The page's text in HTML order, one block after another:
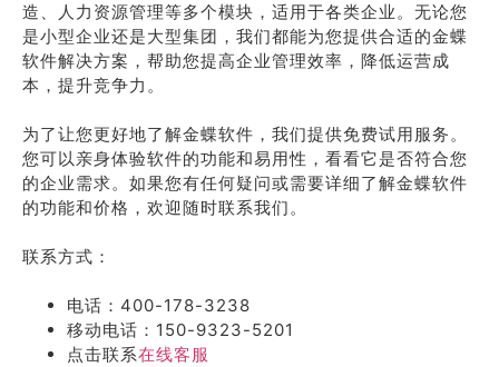
造、人力资源管理等多个模块，适用于各类企业。无论您
是小型企业还是大型集团，我们都能为您提供合适的金蝶
软件解决方案，帮助您提高企业管理效率，降低运营成
本，提升竞争力。
为了让您更好地了解金蝶软件，我们提供免费试用服务。
您可以亲身体验软件的功能和易用性，看看它是否符合您
的企业需求。如果您有任何疑问或需要详细了解金蝶软件
的功能和价格，欢迎随时联系我们。
联系方式：
电话：400-178-3238
移动电话：150-9323-5201
点击联系在线客服